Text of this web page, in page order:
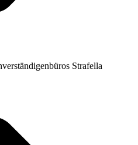
Strafella